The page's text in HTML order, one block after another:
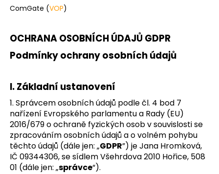
ComGate (VOP)
OCHRANA OSOBNÍCH ÚDAJŮ GDPR
Podmínky ochrany osobních údajů
I.Základní ustanovení
1. Správcem osobních údajů podle čl. 4 bod 7
nařízení Evropského parlamentu a Rady (EU)
2016/679 o ochraně fyzických osob v souvislosti se
zpracováním osobních údajů a o volném pohybu
těchto údajů (dále jen: „GDPR”) je Jana Hromková,
IČ 09344306, se sídlem Všehrdova 2010 Hořice, 508
01 (dále jen: „správce“).